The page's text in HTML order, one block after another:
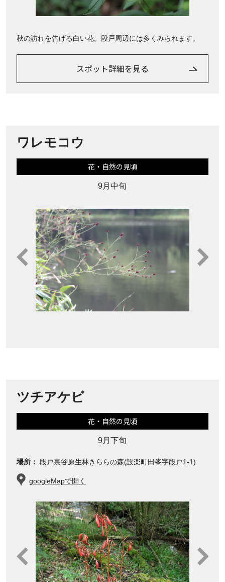
秋の訪れを告げる白い花。段戸周辺には多くみられます。
スポット詳細を見る
ワレモコウ
花・自然の見頃
9月中旬
ツチアケビ
花・自然の見頃
9月下旬
場所： 段戸裏谷原生林きららの森(設楽町田峯字段戸1-1)
googleMapで開く